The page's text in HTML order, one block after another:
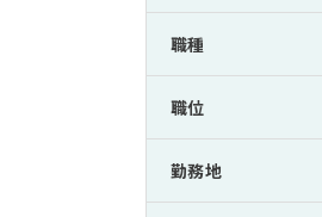
職種
職位
勤務地